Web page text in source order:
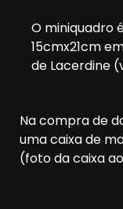
O miniquadro
15cmx21cm
de Lacerdine
Na compra de
uma caixa de
(foto da caixa